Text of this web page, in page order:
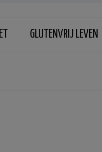
GLUTENVRIJ LEVEN